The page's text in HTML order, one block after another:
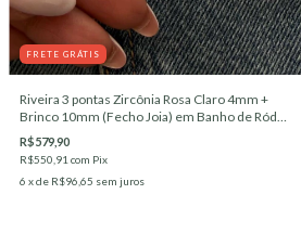
FRETE GRÁTIS
Riveira 3 pontas Zircônia Rosa Claro 4mm +
Brinco 10mm (Fecho Joia) em Banho de Ródio
Branco
R$579,90
R$550,91com Pix
6 x de R$96,65 sem juros